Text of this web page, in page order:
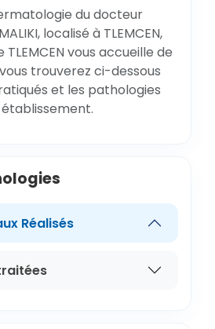
du docteur
localisé à TLEMCEN,
vous accueille de
trouverez ci-dessous
et les pathologies
Réalisés